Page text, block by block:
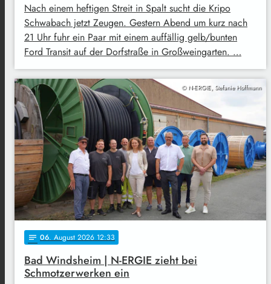
Nach einem heftigen Streit in Spalt sucht die Kripo
Schwabach jetzt Zeugen. Gestern Abend um kurz nach
21 Uhr fuhr ein Paar mit einem auffällig gelb/bunten
Ford Transit auf der Dorfstraße in Großweingarten. …
© N-ERGIE, Stefanie Hoffmann
notes 06. August 2026 12:33
Bad Windsheim | N-ERGIE zieht bei
Schmotzerwerken ein